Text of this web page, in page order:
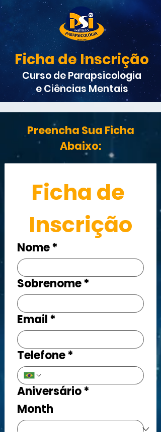
Ficha de Inscrição
Curso de Parapsicologia
e Ciências Mentais
Preencha Sua Ficha
Abaixo:
Ficha de
Inscrição
Nome*
Sobrenome*
Email*
Telefone*
Aniversário*
Month